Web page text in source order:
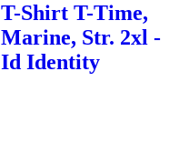
T-Shirt T-Time,
Marine, Str. 2xl -
Id Identity